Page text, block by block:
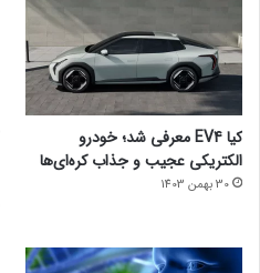
کیا EV4 معرفی شد؛ خودرو
الکتریکی عجیب و جذاب کره‌ای‌ها
30 بهمن 1403